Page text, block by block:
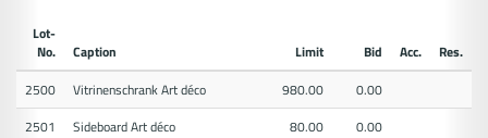
Lot-
No.
Caption Limit Bid Acc.
Res.
2500
Vitrinenschrank Art déco 980.00
0.00
2501
Sideboard Art déco 80.00
0.00